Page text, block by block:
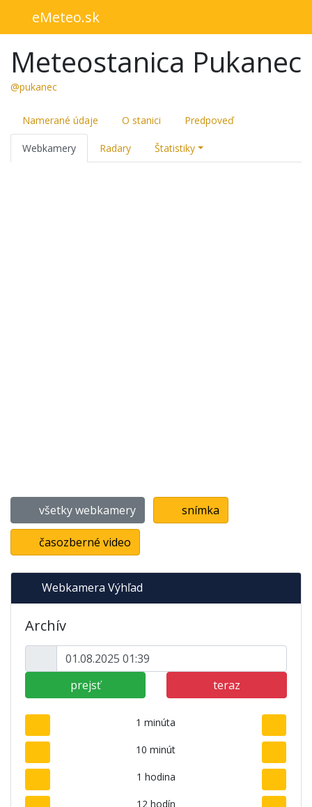
eMeteo.sk
Meteostanica Pukanec
@pukanec
Namerané údaje O stanici Predpoveď
Webkamery Radary Štatistiky
všetky webkamery snímka
časozberné video
Webkamera Výhľad
Archív
prejsť teraz
1 minúta
10 minút
1 hodina
12 hodín